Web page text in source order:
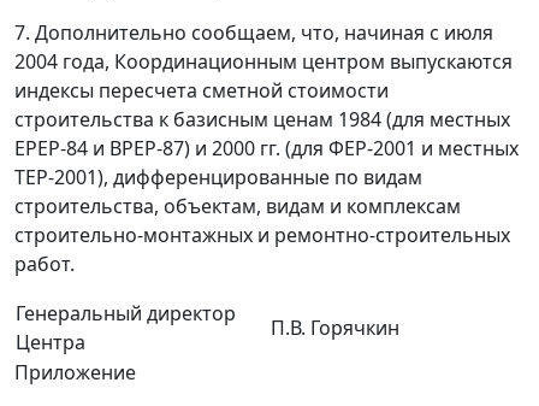
7. Дополнительно сообщаем, что, начиная с июля
2004 года, Координационным центром выпускаются
индексы пересчета сметной стоимости
строительства к базисным ценам 1984 (для местных
ЕРЕР-84 и ВРЕР-87) и 2000 гг. (для ФЕР-2001 и местных
ТЕР-2001), дифференцированные по видам
строительства, объектам, видам и комплексам
строительно-монтажных и ремонтно-строительных
работ.
Генеральный директор
Центра
П.В. Горячкин
Приложение